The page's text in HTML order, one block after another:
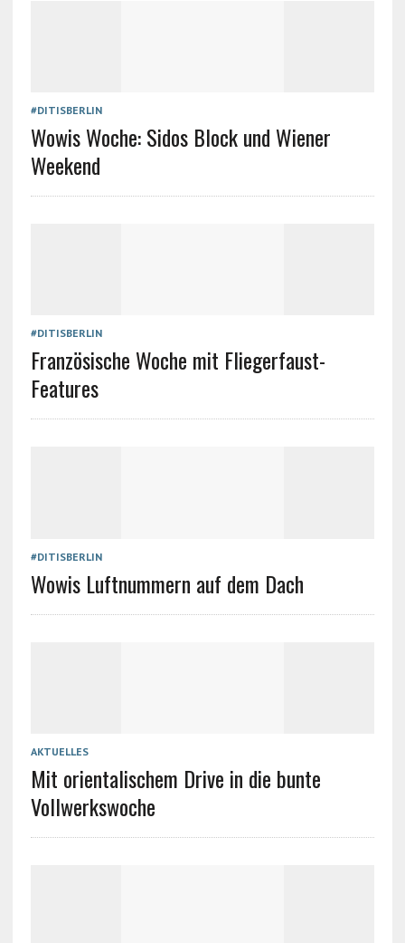
#DITISBERLIN
Wowis Woche: Sidos Block und Wiener
Weekend
#DITISBERLIN
Französische Woche mit Fliegerfaust-
Features
#DITISBERLIN
Wowis Luftnummern auf dem Dach
AKTUELLES
Mit orientalischem Drive in die bunte
Vollwerkswoche